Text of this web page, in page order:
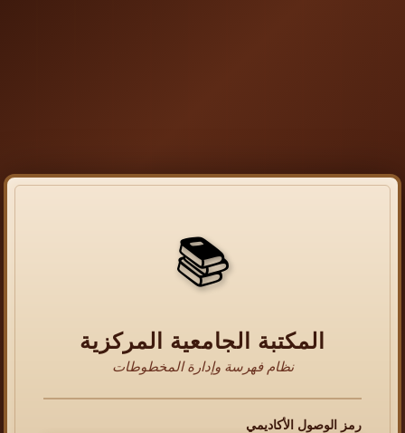
📚
المكتبة الجامعية المركزية
نظام فهرسة وإدارة المخطوطات
رمز الوصول الأكاديمي